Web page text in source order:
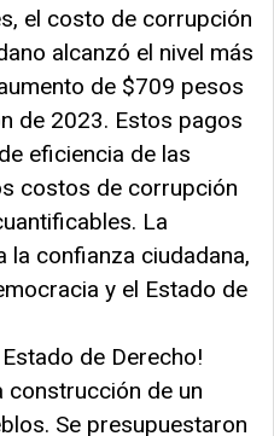
el costo de corrupción
alcanzó el nivel más
de $709 pesos
de 2023. Estos pagos
eficiencia de las
costos de corrupción
La
confianza ciudadana,
y el Estado de
Estado de Derecho!
construcción de un
Se presupuestaron